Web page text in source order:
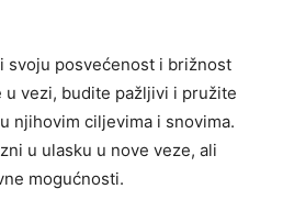
svoju posvećenost i brižnost
u vezi, budite pažljivi i pružite
njihovim ciljevima i snovima.
u ulasku u nove veze, ali
mogućnosti.